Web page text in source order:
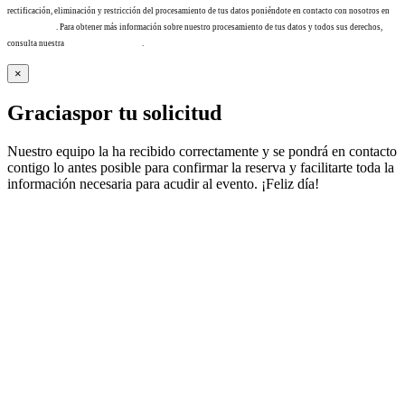
rectificación, eliminación y restricción del procesamiento de tus datos poniéndote en contacto con nosotros en
. Para obtener más información sobre nuestro procesamiento de tus datos y todos sus derechos,
consulta nuestra
×
Graciaspor tu solicitud
Nuestro equipo la ha recibido correctamente y se pondrá en contacto
contigo lo antes posible para confirmar la reserva y facilitarte toda la
información necesaria para acudir al evento. ¡Feliz día!